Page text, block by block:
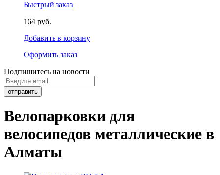
Быстрый заказ
164 руб.
Добавить в корзину
Оформить заказ
Подпишитесь на новости
Велопарковки для
велосипедов металлические в
Алматы